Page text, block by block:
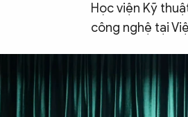
Văn nghệ Công an
Học viện Kỹ
công nghệ tại